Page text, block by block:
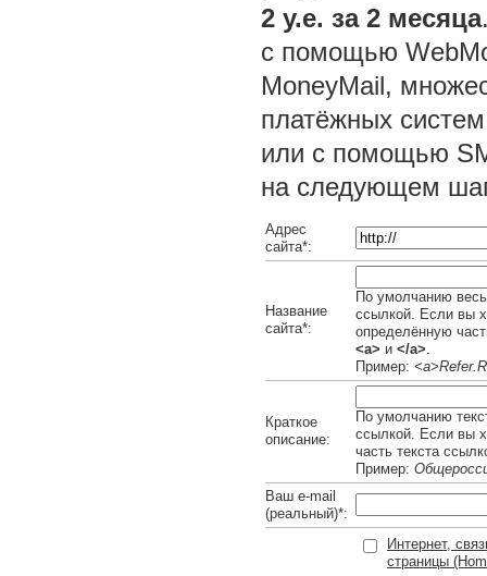
2 у.е. за 2 месяца
с помощью
MoneyMail,
платёжных
или с помощью
на следующем
Адрес
сайта*:
Название
сайта*:
По умолчанию
ссылкой. Если вы
определённую
<a> и </a>.
Пример:
Краткое
описание:
По умолчанию
ссылкой. Если вы
часть текста
Пример:
Ваш e-mail
(реальный)*:
Интернет,
страницы